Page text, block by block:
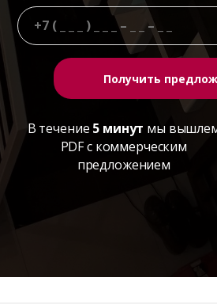
В течение 5 минут мы
PDF с коммерческим
предложением